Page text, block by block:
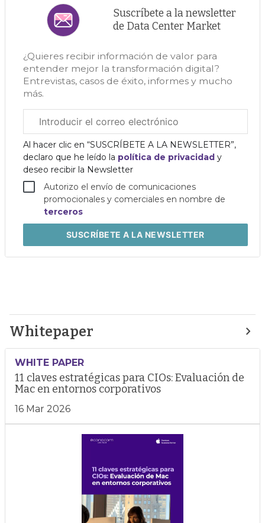
Suscríbete a la newsletter
de Data Center Market
¿Quieres recibir información de valor para
entender mejor la transformación digital?
Entrevistas, casos de éxito, informes y mucho
más.
electrónico
corporativo
Al hacer clic en “SUSCRÍBETE A LA NEWSLETTER”,
declaro que he leído la política de privacidad y
deseo recibir la Newsletter
Autorizo el envío de comunicaciones
promocionales y comerciales en nombre de
terceros
SUSCRÍBETEA LA NEWSLETTER
Whitepaper
WHITE PAPER
11 claves estratégicas para CIOs: Evaluación de
Mac en entornos corporativos
16 Mar 2026